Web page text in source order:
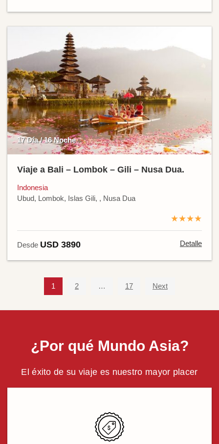
17 Día / 16 Noche
Viaje a Bali – Lombok – Gili – Nusa Dua.
Indonesia
Ubud, Lombok, Islas Gili, , Nusa Dua
★★★★
Desde USD 3890 Detalle
1 2 … 17 Next
¿Por qué Mundo Asia?
El éxito de su viaje es nuestro mayor placer